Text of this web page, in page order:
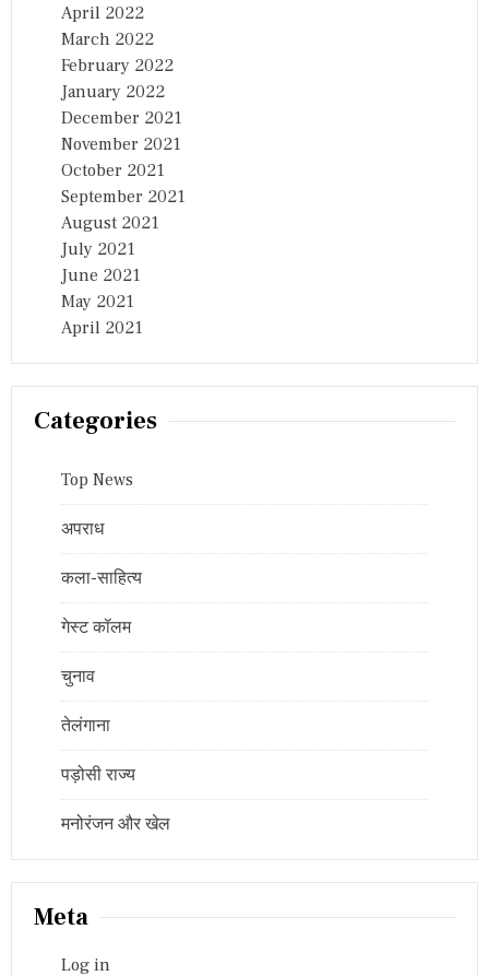
April 2022
March 2022
February 2022
January 2022
December 2021
November 2021
October 2021
September 2021
August 2021
July 2021
June 2021
May 2021
April 2021
Categories
Top News
अपराध
कला-साहित्य
गेस्ट कॉलम
चुनाव
तेलंगाना
पड़ोसी राज्य
मनोरंजन और खेल
Meta
Log in